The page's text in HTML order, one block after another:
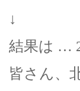
↓
結果は …
皆さん、